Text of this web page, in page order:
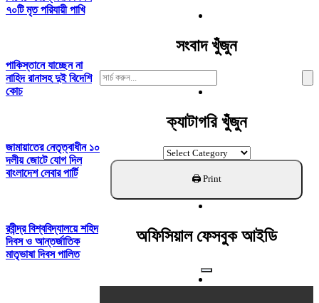
৭০টি মৃত পরিযায়ী পাখি
পাকিস্তানে যাচ্ছেন না
নাহিদ রানাসহ দুই বিদেশি
কোচ
জামায়াতের নেতৃত্বাধীন ১০
দলীয় জোটে যোগ দিল
বাংলাদেশ লেবার পার্টি
রবীন্দ্র বিশ্ববিদ্যালয়ে শহিদ
দিবস ও আন্তর্জাতিক
মাতৃভাষা দিবস পালিত
সংবাদ খুঁজুন
Search
For:
ক্যাটাগরি খুঁজুন
ক্যাটাগরি
খুঁজুন
অফিসিয়াল ফেসবুক আইডি